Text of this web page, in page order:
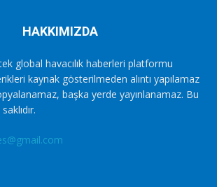
HAKKIMIZDA
global havacılık haberleri platformu
kaynak gösterilmeden alıntı yapılamaz
başka yerde yayınlanamaz. Bu